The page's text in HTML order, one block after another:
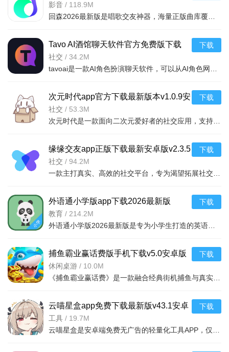
v3.151.0.351333安卓版
影音 / 118.9M
Tavo AI酒馆聊天软件官方免费版下载
v0.79.1最新版
社交 / 34.2M
下载
次元时代app官方下载最新版本v1.0.9安
卓版
社交 / 53.3M
下载
缘缘交友app正版下载最新安卓版v2.3.5
官方最新版
社交 / 94.2M
下载
外语通小学版app下载2026最新版
v1.4.4官方版
教育 / 214.2M
下载
捕鱼霸业赢话费版手机下载v5.0安卓版
休闲桌游 / 10.0M
下载
云喵星盒app免费下载最新版v43.1安卓
版
工具 / 19.7M
下载